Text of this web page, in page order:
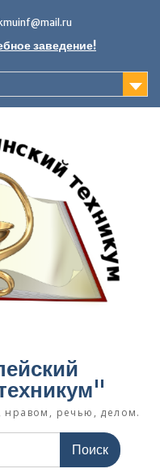
kmuinf@mail.ru
заведение!
речью, делом.